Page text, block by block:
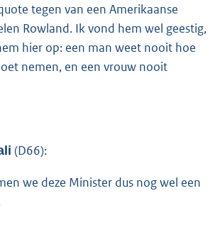
tegen van een Amerikaanse
Rowland. Ik vond hem wel geestig,
hier op: een man weet nooit hoe
nemen, en een vrouw nooit
(D66):
we deze Minister dus nog wel een